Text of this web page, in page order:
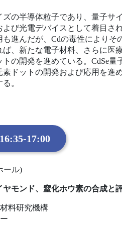
の半導体粒子であり、量子サ
び光電デバイスとして着目さ
進んだが、Cdの毒性により
、新たな電子材料、さらに医
の開発を進めている。CdSe
ドットの開発および応用を
。
17:00
ール)
モンド、窒化ホウ素の合成と
料研究機構